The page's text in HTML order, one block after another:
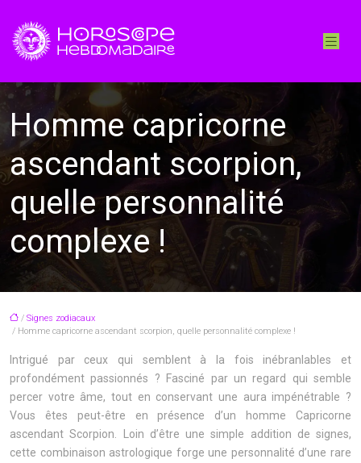
Homme capricorne
ascendant scorpion,
quelle personnalité
complexe !
/ Signes zodiacaux
/ Homme capricorne ascendant scorpion, quelle personnalité complexe !
Intrigué par ceux qui semblent à la fois inébranlables et
profondément passionnés ? Fasciné par un regard qui semble
percer votre âme, tout en conservant une aura impénétrable ?
Vous êtes peut-être en présence d’un homme Capricorne
ascendant Scorpion. Loin d’être une simple addition de signes,
cette combinaison astrologique forge une personnalité d’une rare